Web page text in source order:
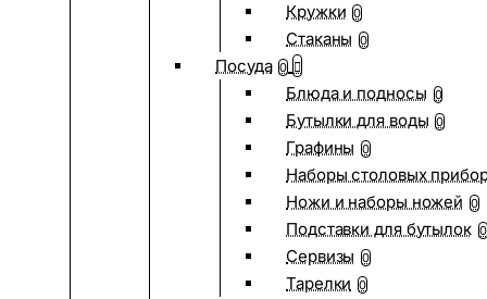
Кружки 0
Стаканы 0
Посуда 0
Блюда и подносы 0
Бутылки для воды 0
Графины 0
Наборы столовых
Ножи и наборы ножей 0
Подставки для бутылок 0
Сервизы 0
Тарелки 0